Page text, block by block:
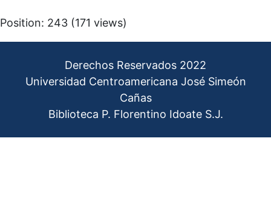
Position: 243 (171 views)
Derechos Reservados 2022
Universidad Centroamericana José Simeón
Cañas
Biblioteca P. Florentino Idoate S.J.